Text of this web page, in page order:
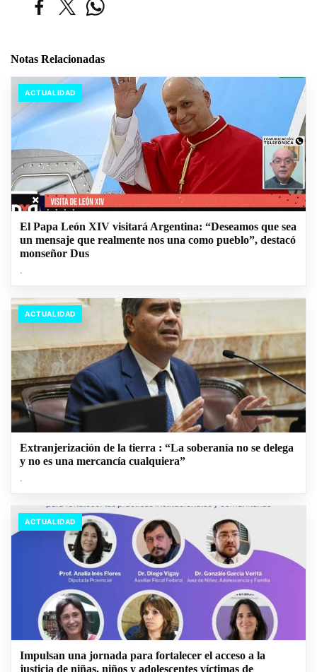
Notas Relacionadas
ACTUALIDAD
El Papa León XIV visitará Argentina: “Deseamos que sea
un mensaje que realmente nos una como pueblo”, destacó
monseñor Dus
.
ACTUALIDAD
Extranjerización de la tierra : “La soberanía no se delega
y no es una mercancía cualquiera”
.
ACTUALIDAD
Impulsan una jornada para fortalecer el acceso a la
justicia de niñas, niños y adolescentes víctimas de